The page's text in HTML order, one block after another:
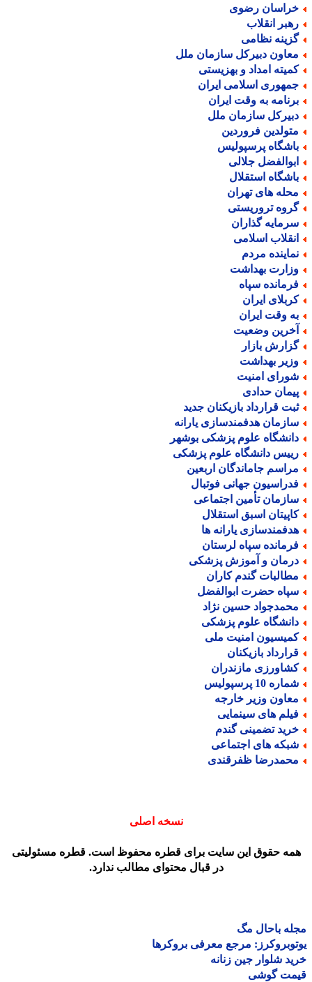
رضوی
انقلاب
نظامی
دبیرکل سازمان ملل
امداد و بهزیستی
اسلامی ایران
به وقت ایران
سازمان ملل
فروردین
پرسپولیس
جلالی
استقلال
های تهران
تروریستی
گذاران
اسلامی
مردم
بهداشت
سپاه
ایران
وقت ایران
وضعیت
بازار
بهداشت
امنیت
حدادی
قرارداد بازیکنان جدید
هدفمندسازی یارانه
علوم پزشکی بوشهر
دانشگاه علوم پزشکی
جاماندگان اربعین
جهانی فوتبال
تأمین اجتماعی
اسبق استقلال
یارانه ها
سپاه لرستان
و آموزش پزشکی
گندم کاران
حضرت ابوالفضل
حسین نژاد
علوم پزشکی
امنیت ملی
بازیکنان
مازندران
10 پرسپولیس
وزیر خارجه
های سینمایی
تضمینی گندم
های اجتماعی
ظفرقندی
نسخه اصلی
حقوق این سایت برای قطره محفوظ است. قطره مسئولیتی
در قبال محتوای مطالب ندارد.
باحال مگ
مرجع معرفی بروکرها
شلوار جین زنانه
گوشی